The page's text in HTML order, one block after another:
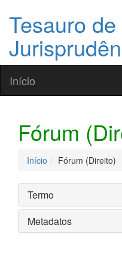
Tesauro de
Início
Fórum
Início Fórum (Direito)
Termo
Metadatos